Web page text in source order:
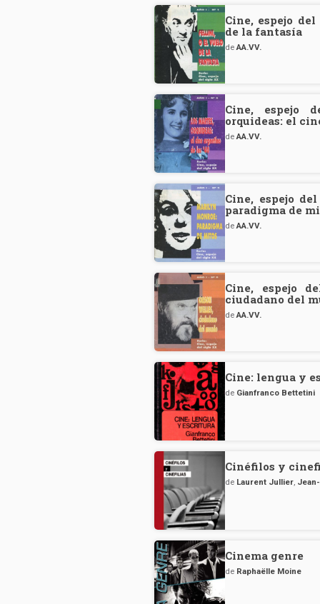
Cine, espejo
de la fantasía
deAA.VV.
Cine, espejo
orquideas: el
deAA.VV.
Cine, espejo
paradigma de
deAA.VV.
Cine, espejo
ciudadano del
deAA.VV.
Cine: lengua y
de Gianfranco Bettetini
Cinéfilos y
de Laurent Jullier,
Cinema genre
de Raphaëlle Moine